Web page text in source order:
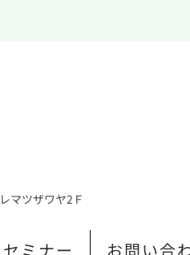
マツザワヤ2Ｆ
セミナー お問い合